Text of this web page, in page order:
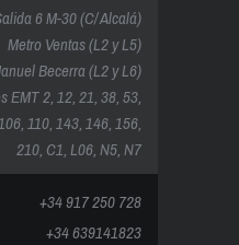
6 M-30 (C/ Alcalá)
Metro Ventas (L2 y L5)
Becerra (L2 y L6)
EMT 2, 12, 21, 38, 53,
110, 143, 146, 156,
210, C1, L06, N5, N7
+34 917 250 728
+34 639141823